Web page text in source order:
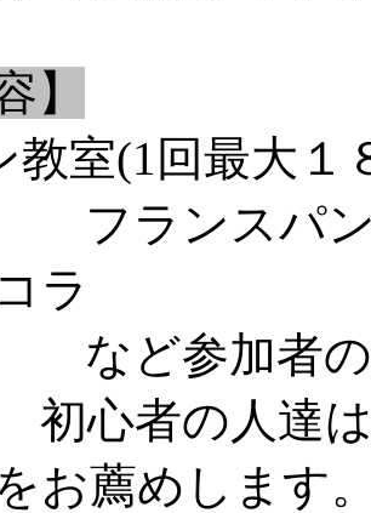
】
教室(1回最大１
ンスパン、
ラ
参加者のレ
者の人達は
お薦めします